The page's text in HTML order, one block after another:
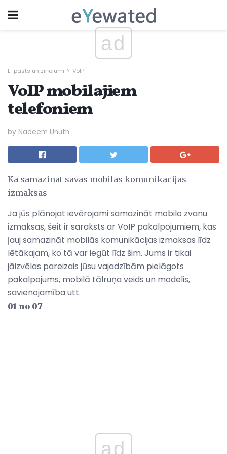
ad
E-pasts un ziņojumi VoIP
VoIP mobilajiem
telefoniem
by Nadeem Unuth
Kā samazināt savas mobilās komunikācijas
izmaksas
Ja jūs plānojat ievērojami samazināt mobilo zvanu
izmaksas, šeit ir saraksts ar VoIP pakalpojumiem, kas
ļauj samazināt mobilās komunikācijas izmaksas līdz
lētākajam, ko tā var iegūt līdz šim. Jums ir tikai
jāizvēlas pareizais jūsu vajadzībām pielāgots
pakalpojums, mobilā tālruņa veids un modelis,
savienojamība utt.
01 no 07
ad